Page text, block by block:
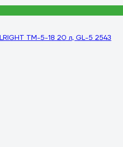
ТМ-5-18 20 л, GL-5 2543